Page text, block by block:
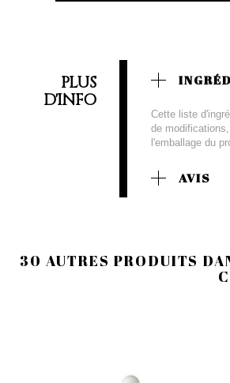
PLUS
D'INFO
Cette liste
de
l'emballage du
AVIS
30 AUTRES PRODUITS